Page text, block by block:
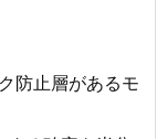
防止層があるモ